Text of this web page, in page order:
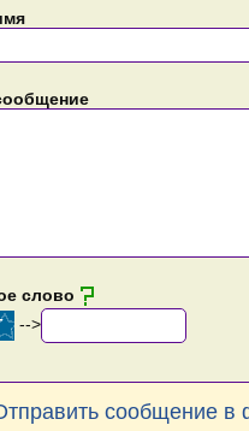
слово
-->
сообщение в